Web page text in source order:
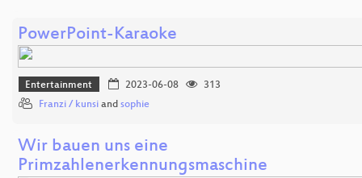
PowerPoint-Karaoke
Entertainment 2023-06-08
313
Franzi / kunsi and sophie
Wir bauen uns eine
Primzahlenerkennungsmaschine